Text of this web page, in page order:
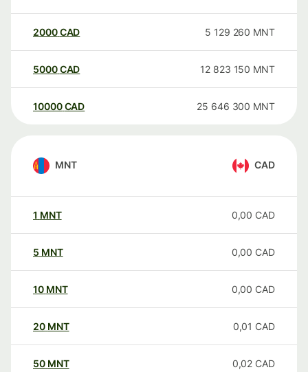
2000CAD 5 129 260 MNT
5000CAD 12 823 150 MNT
10000 CAD 25 646 300 MNT
MNT CAD
1 MNT 0,00 CAD
5 MNT 0,00 CAD
10 MNT 0,00 CAD
20 MNT 0,01 CAD
50 MNT 0,02 CAD